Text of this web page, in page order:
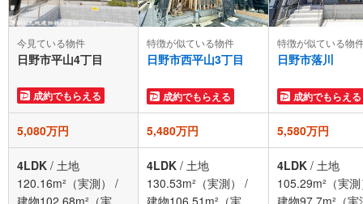
今見ている物件
日野市平山4丁目
成約でもらえる
特徴が似ている物件
日野市西平山3丁目
成約でもらえる
特徴が似ている物
日野市落川
成約でもらえる
5,080万円 5,480万円 5,580万円
4LDK / 土地
120.16m²（実測）
/
4LDK / 土地
130.53m²（実測）
/
4LDK / 土地
105.29m²（実